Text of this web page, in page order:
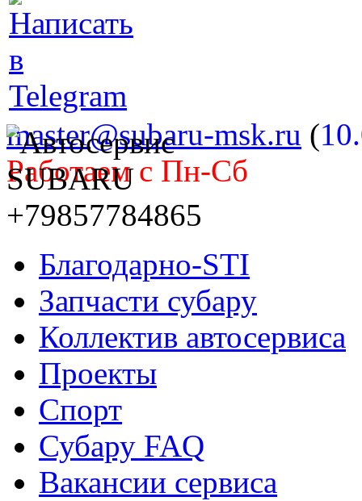
master@subaru-msk.ru (
Работаем с Пн-Сб
Благодарно-STI
Запчасти субару
Коллектив автосервиса
Проекты
Спорт
Субару FAQ
Вакансии сервиса